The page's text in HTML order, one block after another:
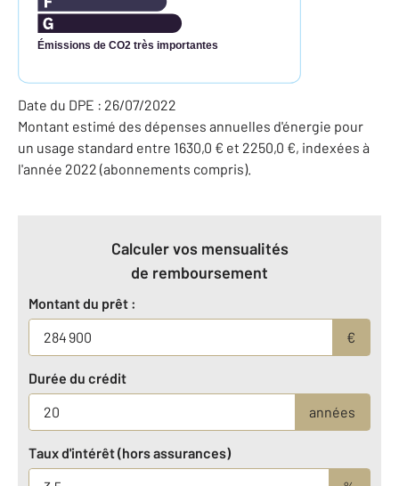
Émissions de CO2 très importantes
Date du DPE : 26/07/2022
Montant estimé des dépenses annuelles d'énergie pour
un usage standard entre 1630,0 € et 2250,0 €, indexées à
l'année 2022 (abonnements compris).
Calculer vos mensualités
de remboursement
Montant du prêt :
€
Durée du crédit
années
Taux d'intérêt (hors assurances)